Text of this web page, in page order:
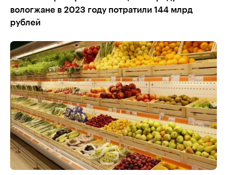
вологжане в 2023 году потратили 144 млрд
рублей